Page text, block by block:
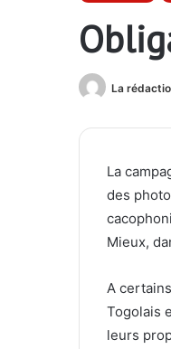
La
La
des
Mieux,
A
Togolais
leurs